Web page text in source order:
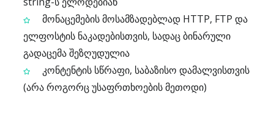
მონაცემების მოსამზადებლად HTTP, FTP და
ელფოსტის ნაკადებისთვის, სადაც ბინარული
გადაცემა შეზღუდულია
კონტენტის სწრაფი, საბაზისო დამალვისთვის
(არა როგორც უსაფრთხოების მეთოდი)